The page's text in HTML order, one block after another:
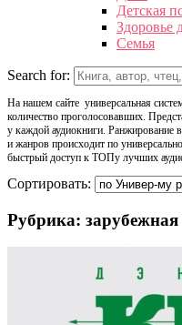
Детская
Здоровье
Семья
Search for:
На нашем сайте универсальная
количество проголосовавших.
у каждой аудиокниги. Ранжирование
и жанров происходит по
быстрый доступ к ТОПу лучших
Сортировать:
Рубрика: зарубежная